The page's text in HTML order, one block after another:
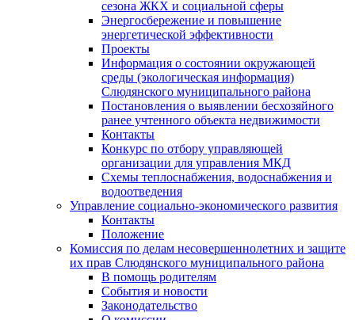
сезона ЖКХ и социальной сферы
Энергосбережение и повышение
энергетической эффективности
Проекты
Информация о состоянии окружающей
среды (экологическая информация)
Слюдянского муниципального района
Постановления о выявлении бесхозяйного
ранее учтенного объекта недвижимости
Контакты
Конкурс по отбору управляющей
организации для управления МКД
Схемы теплоснабжения, водоснабжения и
водоотведения
Управление социально-экономического развития
Контакты
Положение
Комиссия по делам несовершеннолетних и защите
их прав Слюдянского муниципального района
В помощь родителям
События и новости
Законодательство